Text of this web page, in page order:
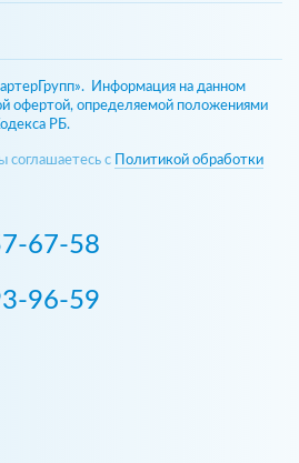
Информация на данном
офертой, определяемой положениями
РБ.
соглашаетесь с
Политикой обработки
67-58
96-59